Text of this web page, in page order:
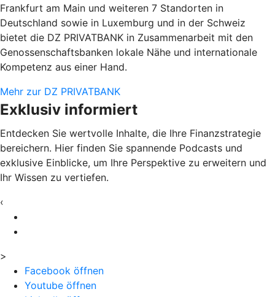
Frankfurt am Main und weiteren 7 Standorten in
Deutschland sowie in Luxemburg und in der Schweiz
bietet die DZ PRIVATBANK in Zusammenarbeit mit den
Genossenschaftsbanken lokale Nähe und internationale
Kompetenz aus einer Hand.
Mehr zur DZ PRIVATBANK
Exklusiv informiert
Entdecken Sie wertvolle Inhalte, die Ihre Finanzstrategie
bereichern. Hier finden Sie spannende Podcasts und
exklusive Einblicke, um Ihre Perspektive zu erweitern und
Ihr Wissen zu vertiefen.
‹
>
Facebook öffnen
Youtube öffnen